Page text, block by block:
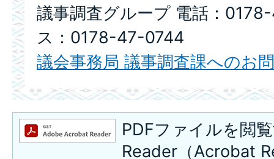
議事調査グループ 電話：
ス：0178-47-0744
議会事務局 議事調査課へのお
PDFファイルを閲
Reader（Acrobat